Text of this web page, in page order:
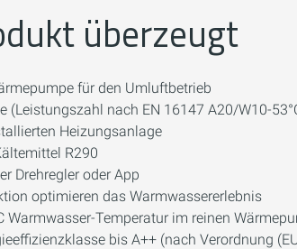
überzeugt
für den Umluftbetrieb
(Leistungszahl nach EN 16147 A20/W10-
Heizungsanlage
R290
Drehregler oder App
optimieren das Warmwassererlebnis
Warmwasser-Temperatur im reinen
bis A++ (nach Verordnung